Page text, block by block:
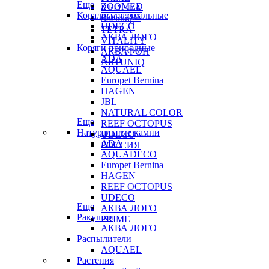
RED SEA
Sochting
TETRA
VITALITY
АКВАФОН
ARTUNIQ
ZOOMED
РОССИЯ
Еще
Кораллы натуральные
UDECO
АКВА ЛОГО
Коряги природные
ADA
AQUAEL
Europet Bernina
HAGEN
JBL
NATURAL COLOR
REEF OCTOPUS
UDECO
РОССИЯ
Еще
Натуральные камни
ADA
AQUADECO
Europet Bernina
HAGEN
REEF OCTOPUS
UDECO
АКВА ЛОГО
PRIME
Еще
Ракушки
АКВА ЛОГО
Распылители
AQUAEL
Растения